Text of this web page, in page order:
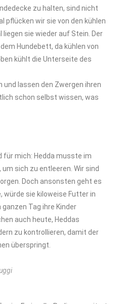
zu halten, sind nicht
pflücken wir sie von den kühlen
liegen sie wieder auf Stein. Der
Hundebett, da kühlen von
kühlt die Unterseite des
und lassen den Zwergen ihren
schon selbst wissen, was
für mich: Hedda musste im
sich zu entleeren. Wir sind
Doch ansonsten geht es
würde sie kiloweise Futter in
Tag ihre Kinder
auch heute, Heddas
zu kontrollieren, damit der
überspringt.